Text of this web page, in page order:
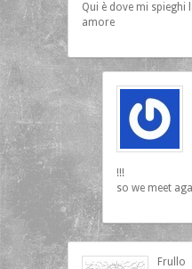
Qui è dove mi spieghi
amore
!!!
so we meet
Frullo